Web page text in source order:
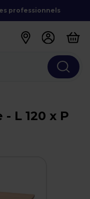
professionnels
L 120 x P